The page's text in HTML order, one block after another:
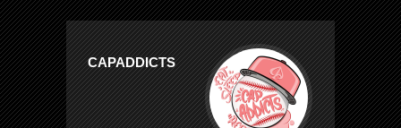
CAPADDICTS